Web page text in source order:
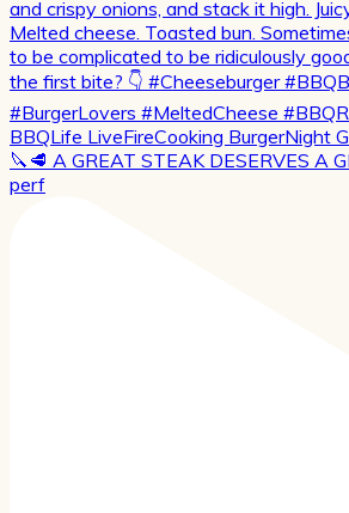
🔪🥩 A GREAT STEAK DESERVES A
perf